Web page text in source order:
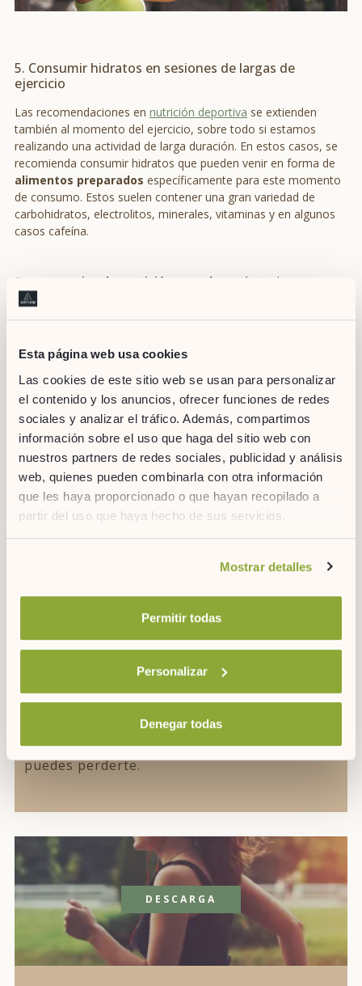
Esta página web usa cookies
Las cookies de este sitio web se usan para personalizar
el contenido y los anuncios, ofrecer funciones de redes
sociales y analizar el tráfico. Además, compartimos
información sobre el uso que haga del sitio web con
nuestros partners de redes sociales, publicidad y análisis
web, quienes pueden combinarla con otra información
que les haya proporcionado o que hayan recopilado a
partir del uso que haya hecho de sus servicios.
Mostrar detalles
Permitir todas
Personalizar
Denegar todas
5. Consumir hidratos en sesiones de largas de
ejercicio
Las recomendaciones en nutrición deportiva se extienden
también al momento del ejercicio, sobre todo si estamos
realizando una actividad de larga duración. En estos casos, se
recomienda consumir hidratos que pueden venir en forma de
alimentos preparados específicamente para este momento
de consumo. Estos suelen contener una gran variedad de
carbohidratos, electrolitos, minerales, vitaminas y en algunos
casos cafeína.
Estos consejos de nutrición para deportistas buscan, por
tanto, darle al cuerpo todos los nutrientes que necesita para
adaptar su dieta a sus necesidades concretas. Lo ideal es
contar con un profesional que nos asesore y nos ayude a crear
un menú que complemente a la perfección nuestra rutina
deportiva.
DESCARGAS
PARA DESCUBRIR MÁS
DESCARGA
SENDERISMO MENORCA
Las rutas de senderismo por Menorca que no
puedes perderte.
DESCARGA